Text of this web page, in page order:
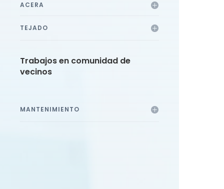
ACERA
TEJADO
Trabajos en comunidad de
vecinos
MANTENIMIENTO